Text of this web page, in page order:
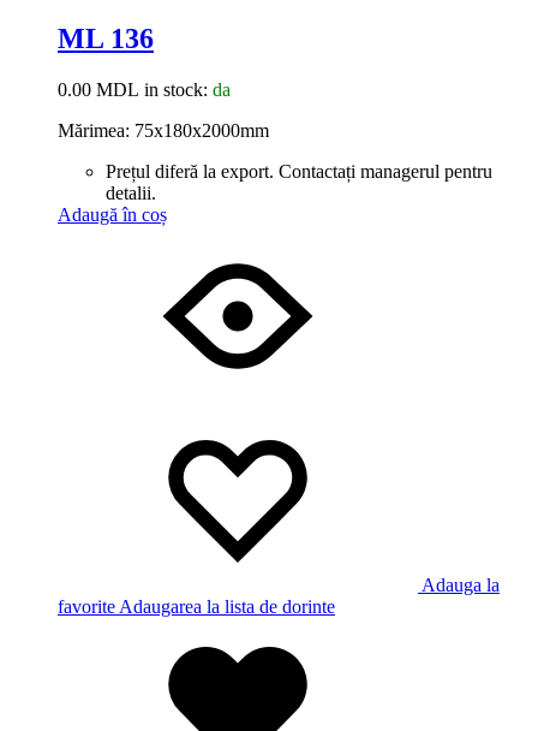
ML 136
0.00 MDL in stock: da
Mărimea: 75x180x2000mm
Prețul diferă la export. Contactați managerul pentru
detalii.
Adaugă în coș
Adauga la
favorite Adaugarea la lista de dorinte